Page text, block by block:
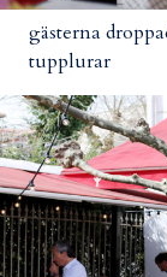
gästerna
tupplurar